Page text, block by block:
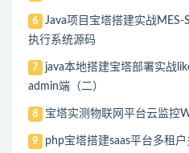
6
Java项目宝塔搭建实战
执行系统源码
7
java本地搭建宝塔部署实战
admin端（二）
8 宝塔实测物联网平台云监控
9
php宝塔搭建saas平台多租